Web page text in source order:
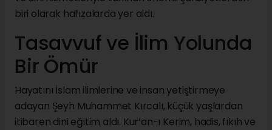
biri olarak hafızalarda yer aldı.
Tasavvuf ve İlim Yolunda
Bir Ömür
Hayatını İslam ilimlerine ve insan yetiştirmeye
adayan Şeyh Muhammet Kırcalı, küçük yaşlardan
itibaren dini eğitim aldı. Kur’an-ı Kerim, hadis, fıkıh ve